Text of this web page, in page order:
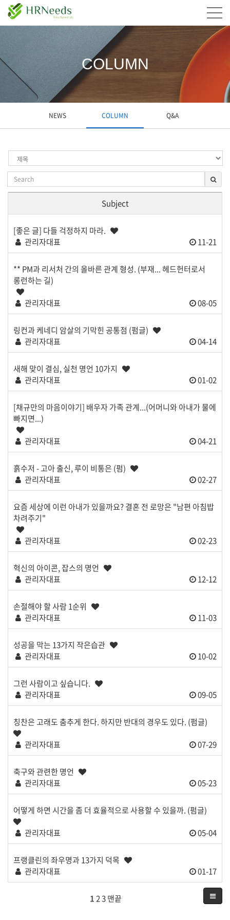
COLUMN
NEWS COLUMN Q&A
Subject
[좋은 글] 다들 걱정하지 마라.
관리자대표
11-21
** PM과 리서처 간의 올바른 관계 형성. (부재... 헤드헌터로서
롱런하는 길)
관리자대표
08-05
​​​​​​​링컨과 케네디 암살의 기막힌 공통점 (펌글)
관리자대표
04-14
새해 맞이 결심, 실천 명언 10가지
관리자대표
01-02
[채규만의 마음이야기] 배우자 가족 관계...(어머니와 아내가 물에
빠지면...)
관리자대표
04-21
흙수저 - 고아 출신, 루이 비통은 (펌)
관리자대표
02-27
요즘 세상에 이런 아내가 있을까요? 결혼 전 로망은 "남편 아침밥
차려주기"
관리자대표
02-23
혁신의 아이콘, 잡스의 명언
관리자대표
12-12
손절해야 할 사람 1순위
관리자대표
11-03
성공을 막는 13가지 작은습관
관리자대표
10-02
그런 사람이고 싶습니다.
관리자대표
09-05
칭찬은 고래도 춤추게 한다. 하지만 반대의 경우도 있다. (펌글)
관리자대표
07-29
축구와 관련한 명언
관리자대표
05-23
어떻게 하면 시간을 좀 더 효율적으로 사용할 수 있을까. (펌글)
관리자대표
05-04
프랭클린의 좌우명과 13가지 덕목
관리자대표
01-17
123 맨끝